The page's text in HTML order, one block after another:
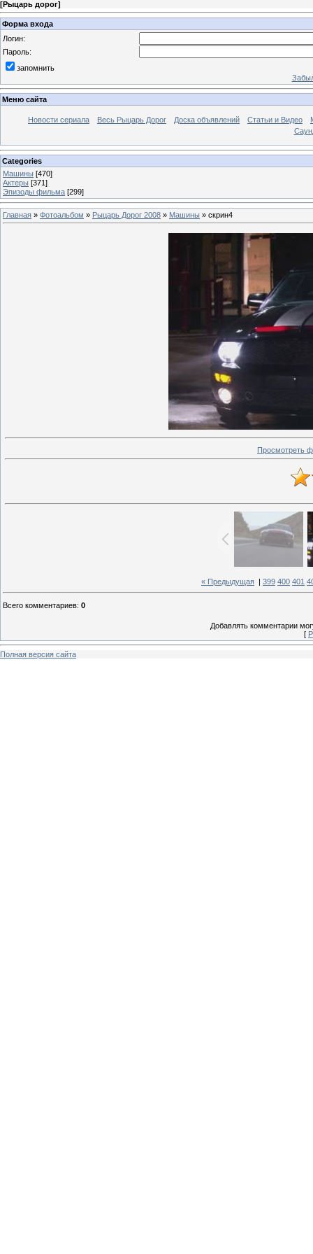
[Рыцарь дорог]
Форма входа
Логин:
Пароль:
запомнить
Меню сайта
Новости сериала Весь Рыцарь Дорог Доска объявлений Статьи и Видео
Categories
Машины [470]
Актеры [371]
Эпизоды фильма [299]
Главная » Фотоальбом » Рыцарь Дорог 2008 » Машины » скрин4
Просмотреть
« Предыдущая 399 400 401
Всего комментариев: 0
Добавлять комментарии
[
Полная версия сайта